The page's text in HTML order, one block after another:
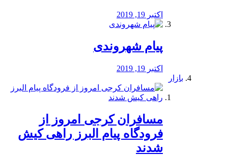
اکتبر 19, 2019
پیام شهروندی
اکتبر 19, 2019
بازار
مسافران کرجی امروز از
فرودگاه پیام البرز راهی کیش
شدند